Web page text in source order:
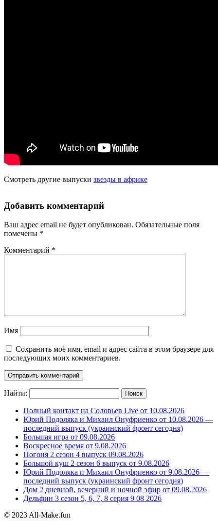
Смотреть другие выпуски звезды в африке
Добавить комментарий
Ваш адрес email не будет опубликован. Обязательные поля
помечены *
Комментарий *
Имя
Сохранить моё имя, email и адрес сайта в этом браузере для
последующих моих комментариев.
Найти:
Полный контакт на Соловьев Live от 10.08.2026
Юрий Подоляка и Михаил Онуфриенко от 10.08.2026 —
последний выпуск (украинский фронт сегодня)
Большая игра от 09.08.2026
Воскресное время от 9.08.2026
Погоня 2 сезон 4 выпуск 09.08.2026
Большой куш 2 сезон 6 выпуск от 9.08.2026
Юрий Подоляка и Михаил Онуфриенко от 9.08.2026 —
последний выпуск (украинский фронт сегодня)
Дом 2 дневной, вечерний и ночной эфир от 09.08.2026
Дельфин 3 сезон 5, 6, 7, 8 серия 9 08 2026
© 2023 All-Make.fun